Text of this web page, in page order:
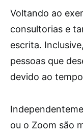
Voltando ao
consultorias e
escrita.
pessoas que
devido ao
ou o Zoom são